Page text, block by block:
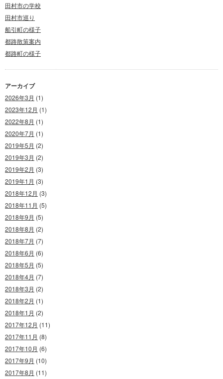
田村市の学校
田村市巡り
船引町の様子
都路散策案内
都路町の様子
アーカイブ
2026年3月 (1)
2023年12月 (1)
2022年8月 (1)
2020年7月 (1)
2019年5月 (2)
2019年3月 (2)
2019年2月 (3)
2019年1月 (3)
2018年12月 (3)
2018年11月 (5)
2018年9月 (5)
2018年8月 (2)
2018年7月 (7)
2018年6月 (6)
2018年5月 (5)
2018年4月 (7)
2018年3月 (2)
2018年2月 (1)
2018年1月 (2)
2017年12月 (11)
2017年11月 (8)
2017年10月 (6)
2017年9月 (10)
2017年8月 (11)